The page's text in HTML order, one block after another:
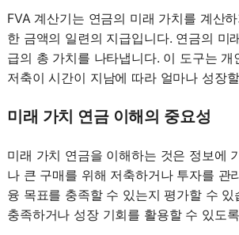
FVA 계산기는 연금의 미래 가치를 계산
한 금액의 일련의 지급입니다. 연금의 미
급의 총 가치를 나타냅니다. 이 도구는
저축이 시간이 지남에 따라 얼마나 성장
미래 가치 연금 이해의 중요성
미래 가치 연금을 이해하는 것은 정보에
나 큰 구매를 위해 저축하거나 투자를 관
융 목표를 충족할 수 있는지 평가할 수
충족하거나 성장 기회를 활용할 수 있도